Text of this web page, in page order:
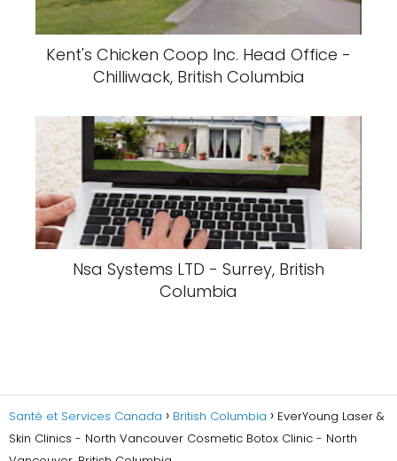
Kent's Chicken Coop Inc. Head Office -
Chilliwack, British Columbia
Nsa Systems LTD - Surrey, British
Columbia
Santé et Services Canada British Columbia
EverYoung Laser &
Skin Clinics - North Vancouver Cosmetic Botox Clinic - North